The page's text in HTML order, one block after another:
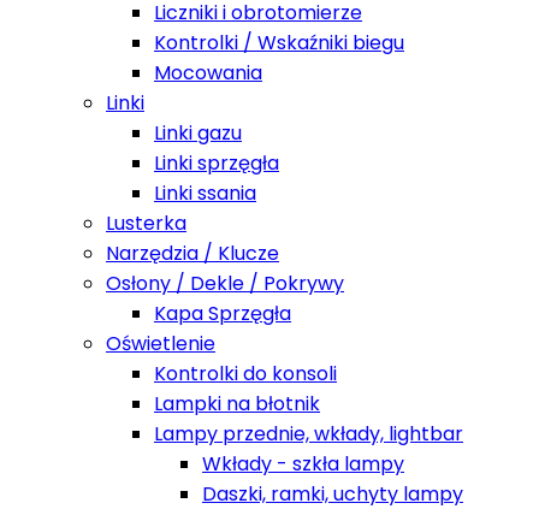
Liczniki i obrotomierze
Kontrolki / Wskaźniki biegu
Mocowania
Linki
Linki gazu
Linki sprzęgła
Linki ssania
Lusterka
Narzędzia / Klucze
Osłony / Dekle / Pokrywy
Kapa Sprzęgła
Oświetlenie
Kontrolki do konsoli
Lampki na błotnik
Lampy przednie, wkłady, lightbar
Wkłady - szkła lampy
Daszki, ramki, uchyty lampy